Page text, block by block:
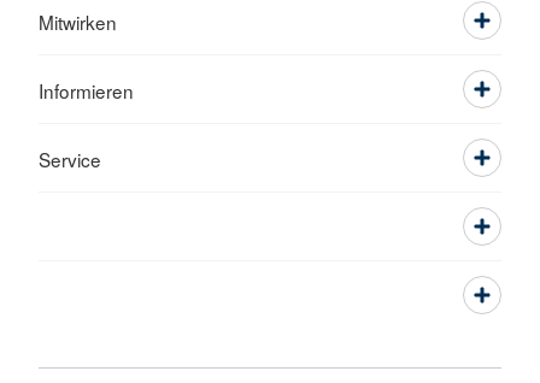
Mitwirken
Informieren
Service